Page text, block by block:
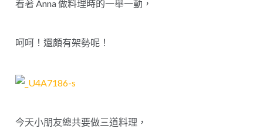
看著 Anna 做料理時的一舉一動，
呵呵！還頗有架勢呢！
今天小朋友總共要做三道料理，